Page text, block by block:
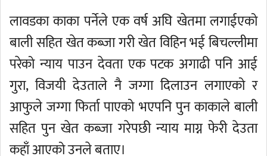
लावडका काका पर्नेले एक वर्ष अघि खेतमा लगाईएको
बाली सहित खेत कब्जा गरी खेत विहिन भई बिचल्लीमा
परेको न्याय पाउन देवता एक पटक अगाढी पनि आई
गुरा, विजयी देउताले नै जग्गा दिलाउन लगाएको र
आफुले जग्गा फिर्ता पाएको भएपनि पुन काकाले बाली
सहित पुन खेत कब्जा गरेपछी न्याय माग्न फेरी देउता
कहाँ आएको उनले बताए।